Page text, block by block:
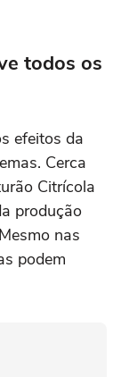
todos os
efeitos da
Cerca
Citrícola
produção
nas
podem